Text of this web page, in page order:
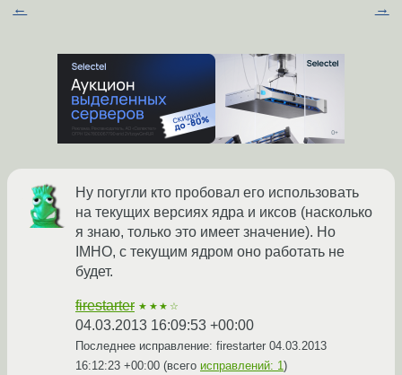
← →
Ну погугли кто пробовал его использовать
на текущих версиях ядра и иксов (насколько
я знаю, только это имеет значение). Но
IMHO, с текущим ядром оно работать не
будет.
firestarter ★★★☆
04.03.2013 16:09:53 +00:00
Последнее исправление: firestarter 04.03.2013
16:12:23 +00:00 (всего исправлений: 1)